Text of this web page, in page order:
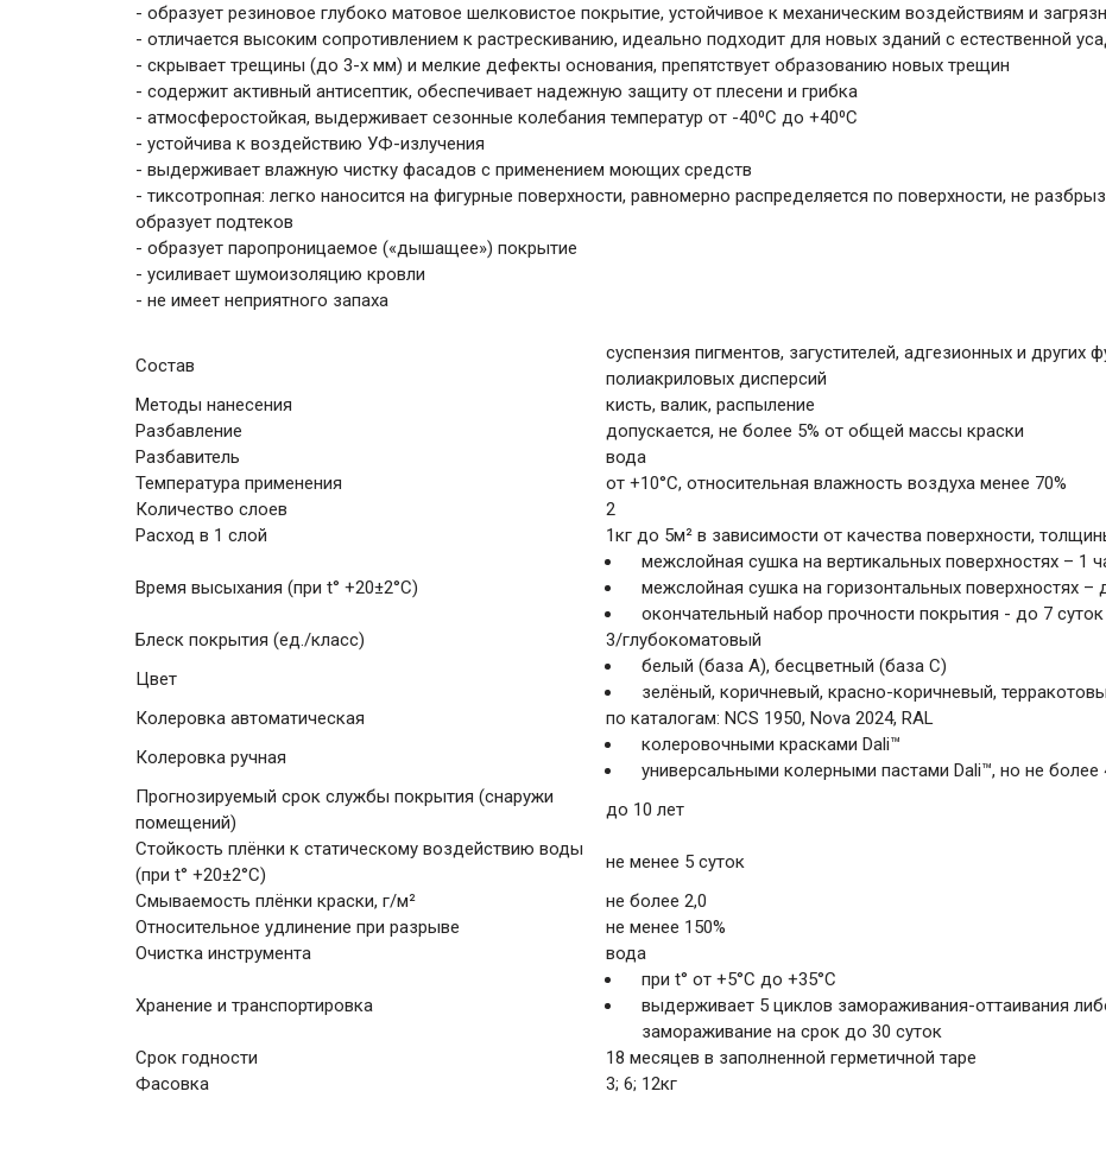
- образует резиновое глубоко матовое шелковистое покрытие, устойчивое к механическим воздействиям и
- отличается высоким сопротивлением к растрескиванию, идеально подходит для новых зданий с естественной
- скрывает трещины (до 3-х мм) и мелкие дефекты основания, препятствует образованию новых трещин
- содержит активный антисептик, обеспечивает надежную защиту от плесени и грибка
- атмосферостойкая, выдерживает сезонные колебания температур от -40⁰С до +40⁰С
- устойчива к воздействию УФ-излучения
- выдерживает влажную чистку фасадов с применением моющих средств
- тиксотропная: легко наносится на фигурные поверхности, равномерно распределяется по поверхности, не
образует подтеков
- образует паропроницаемое («дышащее») покрытие
- усиливает шумоизоляцию кровли
- не имеет неприятного запаха
Состав
суспензия пигментов, загустителей, адгезионных и
полиакриловых дисперсий
Методы нанесения
кисть, валик, распыление
Разбавление
допускается, не более 5% от общей массы краски
Разбавитель
вода
Температура применения
от +10°С, относительная влажность воздуха менее 70%
Количество слоев
2
Расход в 1 слой
1кг до 5м² в зависимости от качества поверхности,
Время высыхания (при t° +20±2°C)
межслойная сушка на вертикальных поверхностях – 1
межслойная сушка на горизонтальных поверхностях –
окончательный набор прочности покрытия - до 7 суток
Блеск покрытия (ед./класс)
3/глубокоматовый
Цвет
белый (база А), бесцветный (база С)
зелёный, коричневый, красно-коричневый,
Колеровка автоматическая
по каталогам: NCS 1950, Nova 2024, RAL
Колеровка ручная
колеровочными красками Dali™
универсальными колерными пастами Dali™, но не более
Прогнозируемый cрок службы покрытия (снаружи
помещений)
до 10 лет
Стойкость плёнки к статическому воздействию воды
(при t° +20±2°C)
не менее 5 суток
Смываемость плёнки краски, г/м²
не более 2,0
Относительное удлинение при разрыве
не менее 150%
Очистка инструмента
вода
Хранение и транспортировка
при t° от +5°С до +35°С
выдерживает 5 циклов замораживания-оттаивания
замораживание на срок до 30 суток
Срок годности
18 месяцев в заполненной герметичной таре
Фасовка
3; 6; 12кг